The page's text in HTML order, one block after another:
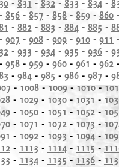
- 831 - 832- 833 - 834-
- 856 - 857 - 858 - 859 - 860 -
- 882- 883 - 884- 885 -
- 907 - 908 - 909 - 910 - 911 -
- 933 - 934- 935 - 936-
- 958 - 959 - 960 - 961 - 962 -
- 984- 985 - 986- 987 -
- 1008- 1009- 1010-
- 1029 - 1030 - 1031 -
- 1050 - 1051 - 1052 -
- 1071 - 1072 - 1073 -
- 1092 - 1093 - 1094 -
- 1113 - 1114 - 1115 -
- 1134 - 1135 - 1136 -